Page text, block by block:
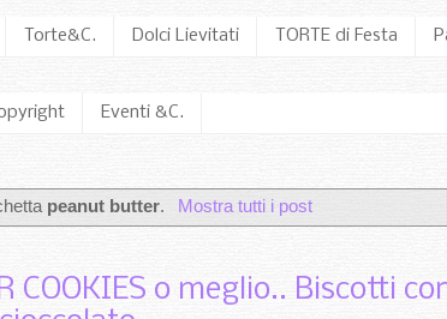
Torte&C. Dolci Lievitati TORTE di Festa
Eventi &C.
peanut butter. Mostra tutti i post
COOKIES o meglio.. Biscotti